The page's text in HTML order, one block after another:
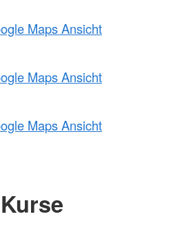
Maps Ansicht
Maps Ansicht
Maps Ansicht
Kurse